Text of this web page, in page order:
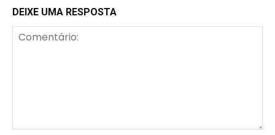
DEIXE UMA RESPOSTA